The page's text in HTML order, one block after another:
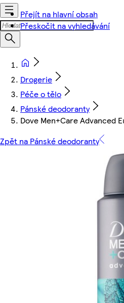
Přejít na hlavní obsah
Přeskočit na vyhledávání
Drogerie
Péče o tělo
Pánské deodoranty
Dove Men+Care Advanced
Zpět na Pánské deodoranty